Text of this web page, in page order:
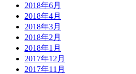
2018年6月
2018年4月
2018年3月
2018年2月
2018年1月
2017年12月
2017年11月